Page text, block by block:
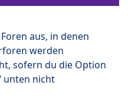
aus, in denen
werden
sofern du die Option
unten nicht